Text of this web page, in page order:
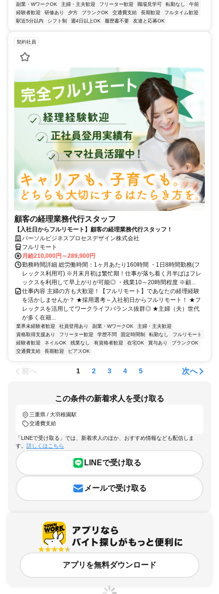
副業・WワークOK 主婦・主夫歓迎 フリーター歓迎 職場見学可 転勤なし
午前
経験者歓迎
研修あり 夕方 ブランクOK 交通費支給 長期歓迎
フルタイム歓迎
駅近5分以内
シフト制 週4日以上OK 履歴書不要 友達と応募OK
契約社員
顧客の経理業務代行スタッフ
【入社日からフルリモート】顧客の経理業務代行スタッフ！
パーソルビジネスプロセスデザイン株式会社
フルリモート
月給210,000円～289,900円
勤務時間詳細 総労働時間：1ヶ月あたり160時間 ・1日8時間勤務(フ
レックス利用可) ※月末月初は繁忙期！仕事が落ち着く月半ばはフレ
ックスを利用して早上がりが可能◎ ・残業10～20時間程度 ※顧...
仕事内容 主婦の方も大歓迎！【フルリモート】であなたの経理経験
を活かしませんか？ ★採用選考～入社初日からフルリモート！ ★フ
レックスを活用してワークライフバランス抜群◎ ★主婦（夫）世代
が多く在籍...
業界未経験者歓迎 社員登用あり 副業・WワークOK
主婦・主夫歓迎
資格取得支援あり
フリーター歓迎 学歴不問 固定時間制 転勤なし
フルリモート
経験者歓迎
ネイルOK 残業なし 有資格者歓迎 在宅OK 賞与あり
ブランクOK
交通費支給
長期歓迎 ピアスOK
前へ 1 2 3 4 5 次へ
この条件の新着求人を受け取る
三重県 / 大羽根園駅
交通費支給
「LINEで受け取る」では、新着求人のほか、おすすめ情報なども配信しま
す。 詳しくはこちら
LINEで受け取る
メールで受け取る
アプリを無料ダウンロード